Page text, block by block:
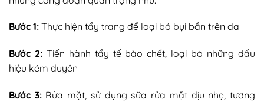
Bước 1: Thực hiện tẩy trang để loại bỏ bụi bẩn trên da
Bước 2:Tiến hành tẩy tế bào chết, loại bỏ những dấu
hiệu kém duyên
Bước 3:Rửa mặt, sử dụng sữa rửa mặt dịu nhẹ, tương